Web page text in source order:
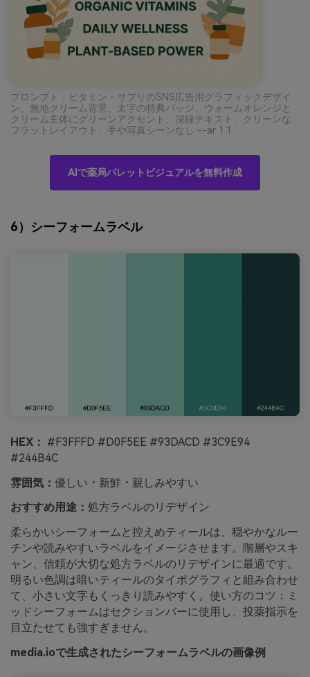
プロンプト：ビタミン・サプリのSNS広告用グラフィックデザイ
ン、無地クリーム背景、太字の特典バッジ、ウォームオレンジと
クリーム主体にグリーンアクセント、深緑テキスト、クリーンな
フラットレイアウト、手や写真シーンなし --ar 1:1
AIで薬局パレットビジュアルを無料作成
6）シーフォームラベル
HEX： #F3FFFD #D0F5EE #93DACD #3C9E94
#244B4C
雰囲気： 優しい・新鮮・親しみやすい
おすすめ用途： 処方ラベルのリデザイン
柔らかいシーフォームと控えめティールは、穏やかなルー
チンや読みやすいラベルをイメージさせます。階層やスキ
ャン、信頼が大切な処方ラベルのリデザインに最適です。
明るい色調は暗いティールのタイポグラフィと組み合わせ
て、小さい文字もくっきり読みやすく。使い方のコツ：ミ
ッドシーフォームはセクションバーに使用し、投薬指示を
目立たせても強すぎません。
media.ioで生成されたシーフォームラベルの画像例